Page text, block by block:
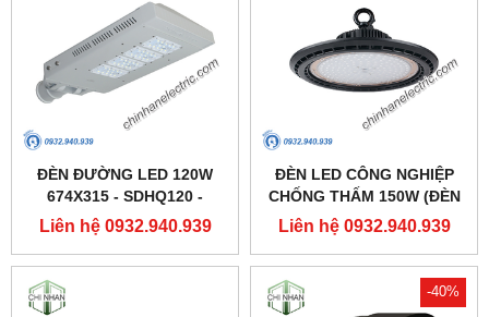
ĐÈN ĐƯỜNG LED 120W
674X315 - SDHQ120 -
DUHAL
Liên hệ 0932.940.939
ĐÈN LED CÔNG NGHIỆP
CHỐNG THẤM 150W (ĐÈN
HIGHBAY NHÀ XƯỞNG) -
DDB150 - DUHAL
Liên hệ 0932.940.939
-40%